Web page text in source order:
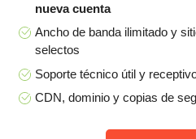
nueva cuenta
Ancho de banda ilimitado y
selectos
Soporte técnico útil y
CDN, dominio y copias de